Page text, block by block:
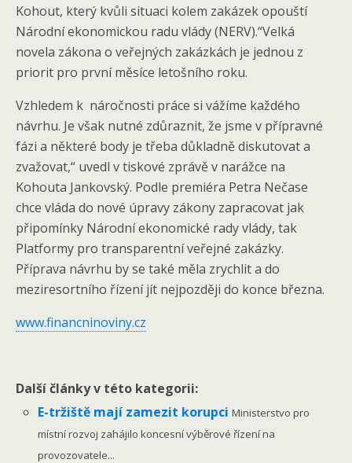
Kohout, který kvůli situaci kolem zakázek opouští
Národní ekonomickou radu vlády (NERV).“Velká
novela zákona o veřejných zakázkách je jednou z
priorit pro první měsíce letošního roku.
Vzhledem k náročnosti práce si vážíme každého
návrhu. Je však nutné zdůraznit, že jsme v přípravné
fázi a některé body je třeba důkladně diskutovat a
zvažovat,“ uvedl v tiskové zprávě v narážce na
Kohouta Jankovský. Podle premiéra Petra Nečase
chce vláda do nové úpravy zákony zapracovat jak
připomínky Národní ekonomické rady vlády, tak
Platformy pro transparentní veřejné zakázky.
Příprava návrhu by se také měla zrychlit a do
meziresortního řízení jít nejpozději do konce března.
www.financninoviny.cz
Další články v této kategorii:
E-tržiště mají zamezit korupciMinisterstvo pro
místní rozvoj zahájilo koncesní výběrové řízení na
provozovatele...